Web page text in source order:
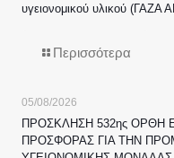
υγειονομικού υλικού
Περισσότερα
05/08/2026
ΠΡΟΣΚΛΗΣΗ 532ης
ΠΡΟΣΦΟΡΑΣ ΓΙΑ ΤΗΝ